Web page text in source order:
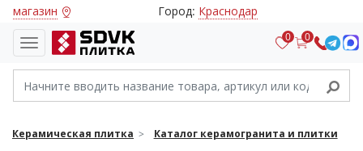
магазин Город: Краснодар
0 0
Керамическая плитка
Каталог керамогранита и плитки